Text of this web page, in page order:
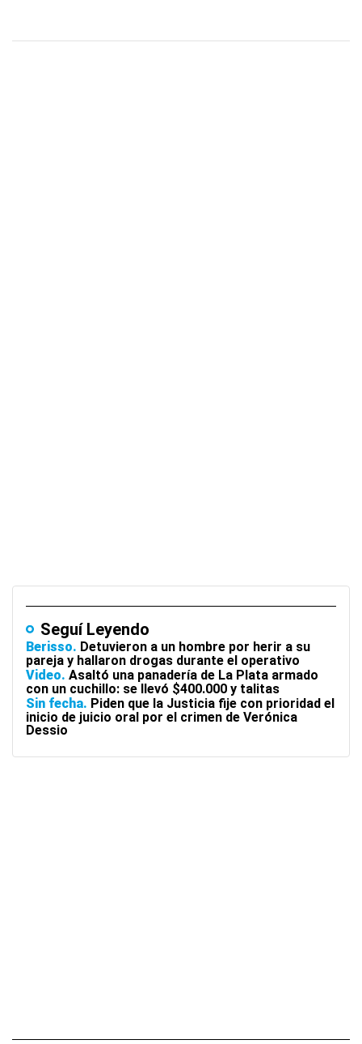
Seguí Leyendo
Berisso Detuvieron a un hombre por herir a su
pareja y hallaron drogas durante el operativo
Video Asaltó una panadería de La Plata armado
con un cuchillo: se llevó $400.000 y talitas
Sin fecha Piden que la Justicia fije con prioridad el
inicio de juicio oral por el crimen de Verónica
Dessio